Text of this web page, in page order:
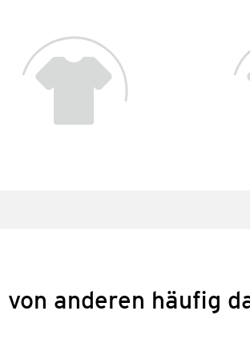
von anderen häufig